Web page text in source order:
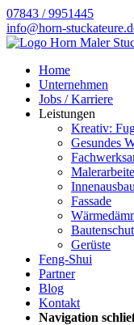
07843 / 9951445
info@horn-
Home
Unternehmen
Jobs / Karriere
Leistungen
Kreativ:
Gesundes
Innenausbau
Fassade
Gerüste
Feng-Shui
Partner
Blog
Kontakt
Navigation